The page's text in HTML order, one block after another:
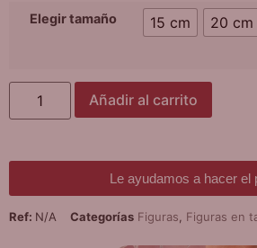
Elegir tamaño 15 cm 20 cm
Añadir al carrito
Le ayudamos a hacer el
Ref: N/A Categorías Figuras Figuras en